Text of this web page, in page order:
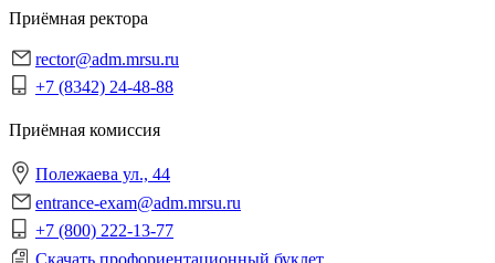
Приёмная ректора
rector@adm.mrsu.ru
+7 (8342) 24-48-88
Приёмная комиссия
Полежаева ул., 44
entrance-exam@adm.mrsu.ru
+7 (800) 222-13-77
Скачать профориентационный буклет